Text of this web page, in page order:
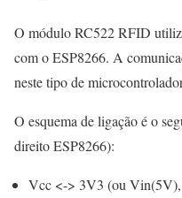
O módulo RC522 RFID
com o ESP8266. A
neste tipo de
O esquema de ligação é o
direito ESP8266):
Vcc <-> 3V3 (ou Vin(5V),